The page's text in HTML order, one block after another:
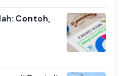
Contoh,